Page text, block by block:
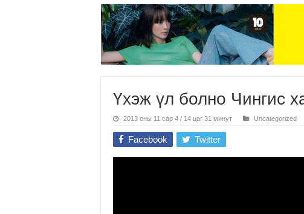
Үхэж үл болно Чингис
2013 оны 11 сар 4 / 14 цаг 31 минут Uncategorized
Facebook Twitter